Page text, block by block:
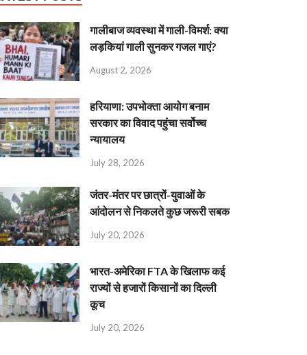
गालीबाज व्‍यवस्‍था में गाली-विमर्श: क्या
लड़कियां गाली सुनकर गजल गाएं?
August 2, 2026
हरियाणा: उपभोक्ता आयोग बनाम
सरकार का विवाद पहुंचा सर्वोच्च
न्यायालय
July 28, 2026
जंतर-मंतर पर छात्रों-युवाओं के
आंदोलन से निकलते कुछ जरूरी सबक
July 20, 2026
भारत-अमेरिका FTA के खिलाफ कई
राज्यों से हजारों किसानों का दिल्ली
कूच
July 20, 2026